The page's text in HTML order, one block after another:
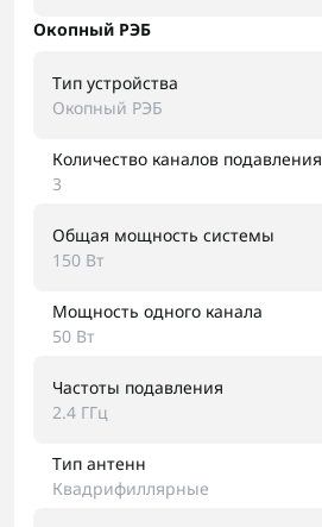
Окопный РЭБ
Тип устройства
Окопный РЭБ
Количество каналов подавления
3
Общая мощность системы
150 Вт
Мощность одного канала
50 Вт
Частоты подавления
2.4 ГГц
Тип антенн
Квадрифиллярные